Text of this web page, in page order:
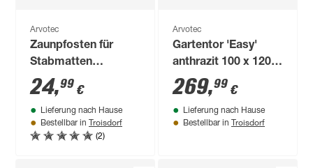
Arvotec
Zaunpfosten für
Stabmatten
'Exclusive' anthrazit
6 x 4 x 160 cm
24,99 €
Lieferung nach Hause
Bestellbar in Troisdorf
(2)
Arvotec
Gartentor 'Easy'
anthrazit 100 x 120
cm, mit
Pfostenrahmen
269,99 €
Lieferung nach Hause
Bestellbar in Troisdorf